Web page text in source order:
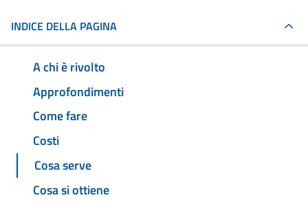
INDICE DELLA PAGINA
A chi è rivolto
Approfondimenti
Come fare
Costi
Cosa serve
Cosa si ottiene